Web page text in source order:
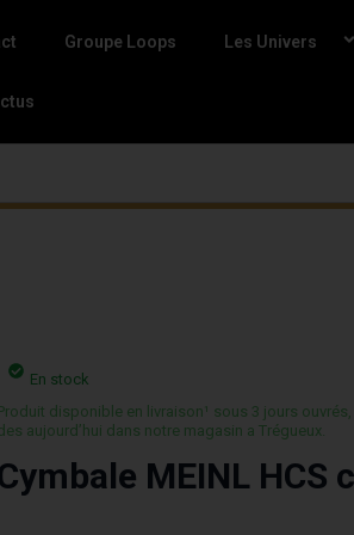
Groupe Loops Les Univers
En stock
disponible en livraison¹ sous 3 jours
aujourd’hui dans notre magasin a Trégueux.
MEINL HCS